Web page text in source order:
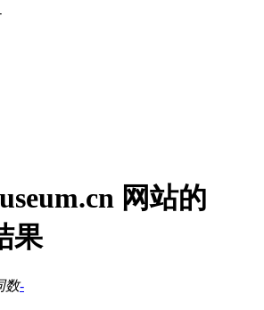
网站的
果
数-